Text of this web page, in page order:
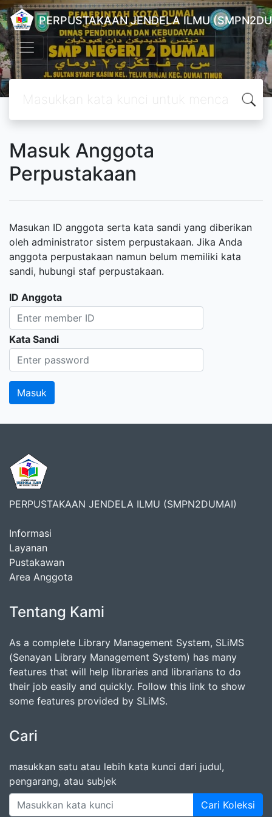
PERPUSTAKAAN JENDELA ILMU
Masuk Anggota
Perpustakaan
Masukan ID anggota serta kata sandi yang diberikan
oleh administrator sistem perpustakaan. Jika Anda
anggota perpustakaan namun belum memiliki kata
sandi, hubungi staf perpustakaan.
ID Anggota
Kata Sandi
PERPUSTAKAAN JENDELA ILMU (SMPN2DUMAI)
Informasi
Layanan
Pustakawan
Area Anggota
Tentang Kami
As a complete Library Management System, SLiMS
(Senayan Library Management System) has many
features that will help libraries and librarians to do
their job easily and quickly. Follow this link to show
some features provided by SLiMS.
Cari
masukkan satu atau lebih kata kunci dari judul,
pengarang, atau subjek
Cari Koleksi